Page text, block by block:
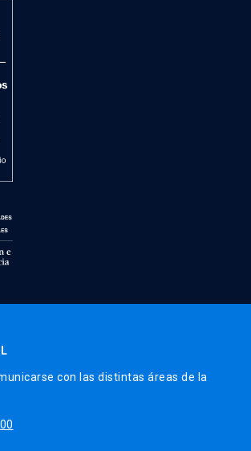
con las distintas áreas de la